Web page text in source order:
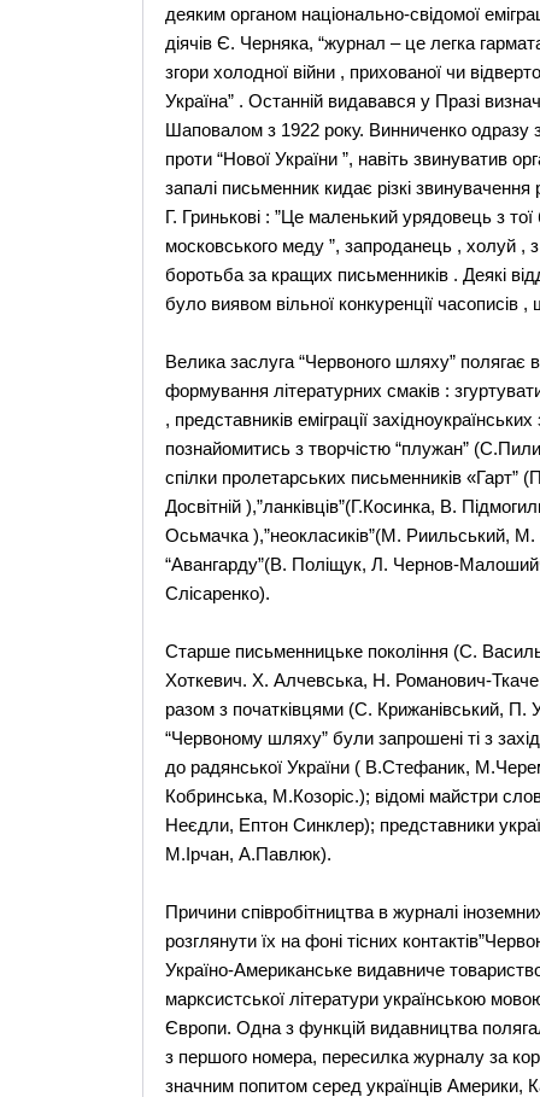
деяким органом національно-свідомої
діячів Є. Черняка, “журнал – це легка
згори холодної війни , прихованої чи
Україна” . Останній видавався у Празі
Шаповалом з 1922 року. Винниченко одразу
проти “Нової України ”, навіть звинуватив
запалі письменник кидає різкі
Г. Гринькові : ”Це маленький урядовець з
московського меду ”, запроданець , холуй ,
боротьба за кращих письменників . Деякі
було виявом вільної конкуренції
Велика заслуга “Червоного шляху”
формування літературних смаків :
, представників еміграції
познайомитись з творчістю “плужан”
спілки пролетарських письменників
Досвітній ),”ланківців”(Г.Косинка, В.
Осьмачка ),”неокласиків”(М. Риильський,
“Авангарду”(В. Поліщук, Л. Чернов-
Слісаренко).
Старше письменницьке покоління (С.
Хоткевич. Х. Алчевська, Н. Романович-
разом з початківцями (С. Крижанівський,
“Червоному шляху” були запрошені ті з
до радянської України ( В.Стефаник,
Кобринська, М.Козоріс.); відомі майстри
Неєдли, Ептон Синклер); представники
М.Ірчан, А.Павлюк).
Причини співробітництва в журналі
розглянути їх на фоні тісних
Україно-Американське видавниче
марксистської літератури українською
Європи. Одна з функцій видавництва
з першого номера, пересилка журналу за
значним попитом серед українців Америки,